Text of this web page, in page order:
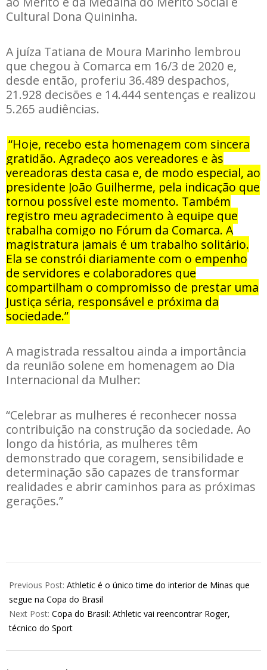
Cultural Dona Quininha.
A juíza Tatiana de Moura Marinho lembrou
que chegou à Comarca em 16/3 de 2020 e,
desde então, proferiu 36.489 despachos,
21.928 decisões e 14.444 sentenças e realizou
5.265 audiências.
“Hoje, recebo esta homenagem com sincera
gratidão. Agradeço aos vereadores e às
vereadoras desta casa e, de modo especial, ao
presidente João Guilherme, pela indicação que
tornou possível este momento. Também
registro meu agradecimento à equipe que
trabalha comigo no Fórum da Comarca. A
magistratura jamais é um trabalho solitário.
Ela se constrói diariamente com o empenho
de servidores e colaboradores que
compartilham o compromisso de prestar uma
Justiça séria, responsável e próxima da
sociedade.”
A magistrada ressaltou ainda a importância
da reunião solene em homenagem ao Dia
Internacional da Mulher:
“Celebrar as mulheres é reconhecer nossa
contribuição na construção da sociedade. Ao
longo da história, as mulheres têm
demonstrado que coragem, sensibilidade e
determinação são capazes de transformar
realidades e abrir caminhos para as próximas
gerações.”
03-
13
Previous Post: Athletic é o único time do interior de Minas que
segue na Copa do Brasil
Next Post: Copa do Brasil: Athletic vai reencontrar Roger,
técnico do Sport